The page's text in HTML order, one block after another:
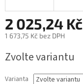
2 025,24 Kč
1 673,75 Kč bez DPH
cena:
Zvolte variantu
Varianta